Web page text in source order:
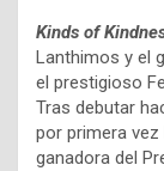
Kinds of
Lanthimos y el
el prestigioso
Tras debutar
por primera
ganadora del